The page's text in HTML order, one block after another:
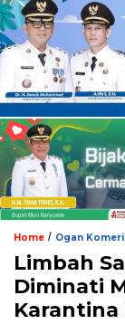
Home / Ogan
Limbah
Diminati
Karantina